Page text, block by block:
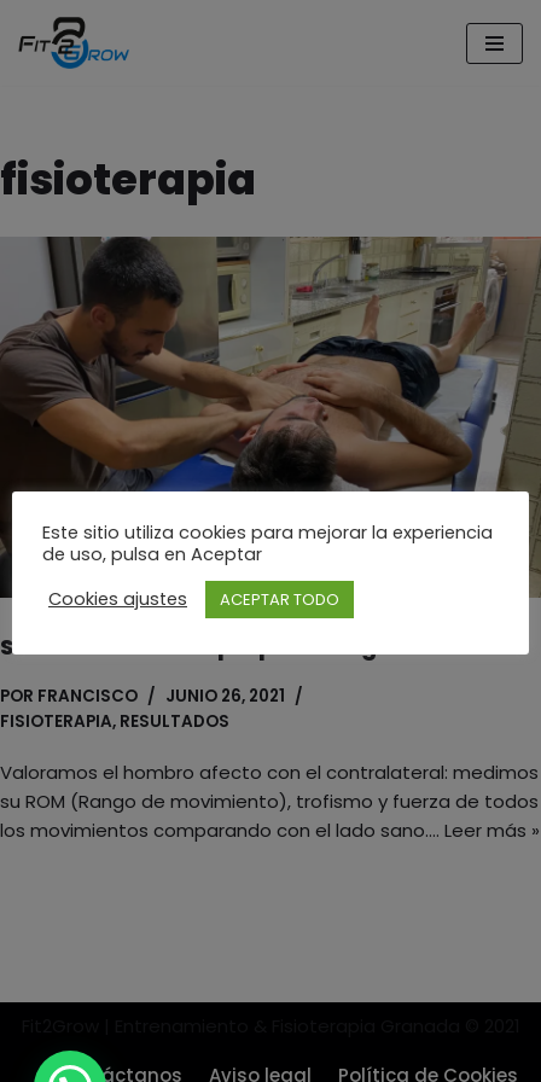
Saltar
fisioterapia
Sesión de fisioterapia post cirugía de cuello
POR FRANCISCO
JUNIO 26, 2021
FISIOTERAPIA, RESULTADOS
Valoramos el hombro afecto con el contralateral: medimos
su ROM (Rango de movimiento), trofismo y fuerza de todos
los movimientos comparando con el lado sano.… Leer más »
Contáctanos
Aviso legal Política de Cookies
Este sitio utiliza cookies para mejorar la experiencia
de uso, pulsa en Aceptar
Cookies ajustes
ACEPTAR TODO